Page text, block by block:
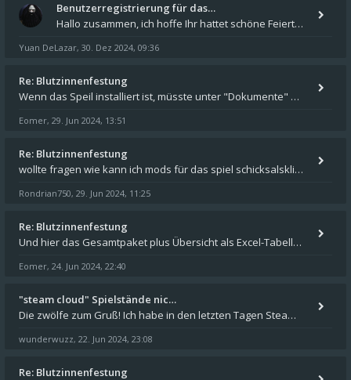
Benutzerregistrierung für das…
Hallo zusammen, ich hoffe Ihr hattet schöne Feiertage und kommt auch gut ins neue Jahr. Ich schreibe hier kurz zur Infor
Yuan DeLazar, 30. Dez 2024, 09:36
Re: Blutzinnenfestung
Wenn das Speil installiert ist, müsste unter "Dokumente" auf Deinem Rechner ein Verzeichnis "blade of destiny" sein. Dar
Eomer, 29. Jun 2024, 13:51
Re: Blutzinnenfestung
wollte fragen wie kann ich mods für das spiel schicksalsklinge in das spieleverzeichnis kopieren und in welches
Rondrian750, 29. Jun 2024, 11:25
Re: Blutzinnenfestung
Und hier das Gesamtpaket plus Übersicht als Excel-Tabelle: https://forum.schicksalsklinge.com/viewtopic.php?f=239&t=156
Eomer, 24. Jun 2024, 22:40
"steam cloud" Spielstände nic…
Die zwölfe zum Gruß! Ich habe in den letzten Tagen Steam auf meinem Desktop PC mit Windows 11 installiert und über Steam
wunderwuzz, 22. Jun 2024, 23:08
Re: Blutzinnenfestung